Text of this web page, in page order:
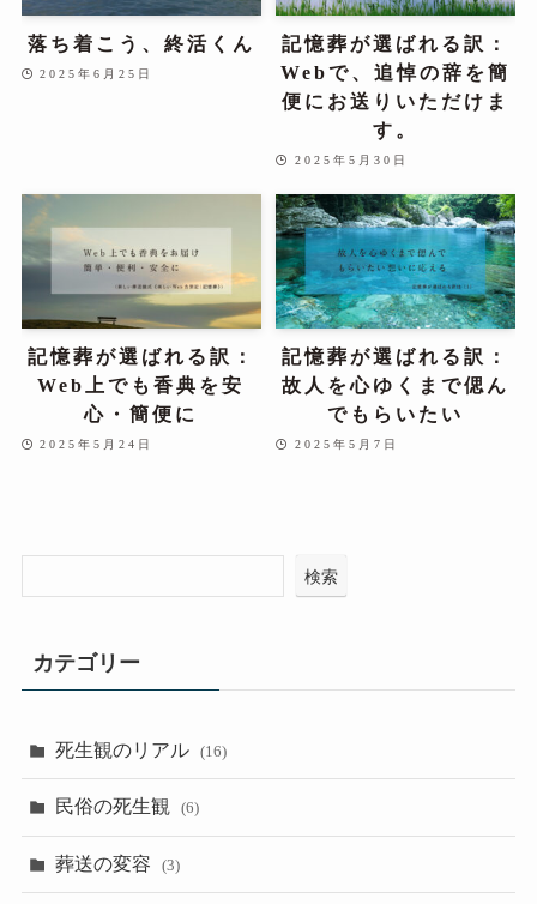
落ち着こう、終活くん
2025年6月25日
記憶葬が選ばれる訳：
Webで、追悼の辞を簡
便にお送りいただけま
す。
2025年5月30日
記憶葬が選ばれる訳：
Web上でも香典を安
心・簡便に
2025年5月24日
記憶葬が選ばれる訳：
故人を心ゆくまで偲ん
でもらいたい
2025年5月7日
検索
カテゴリー
死生観のリアル (16)
民俗の死生観 (6)
葬送の変容 (3)